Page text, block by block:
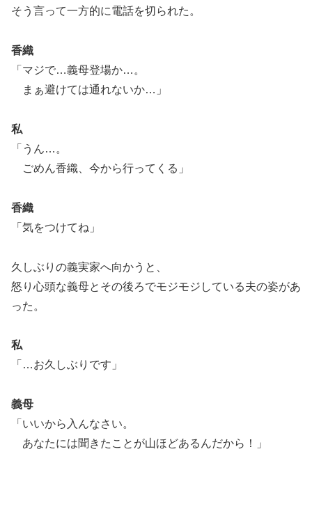
そう言って一方的に電話を切られた。
香織
「マジで…義母登場か…。
まぁ避けては通れないか…」
私
「うん…。
ごめん香織、今から行ってくる」
香織
「気をつけてね」
久しぶりの義実家へ向かうと、
怒り心頭な義母とその後ろでモジモジしている夫の姿があ
った。
私
「…お久しぶりです」
義母
「いいから入んなさい。
あなたには聞きたことが山ほどあるんだから！」